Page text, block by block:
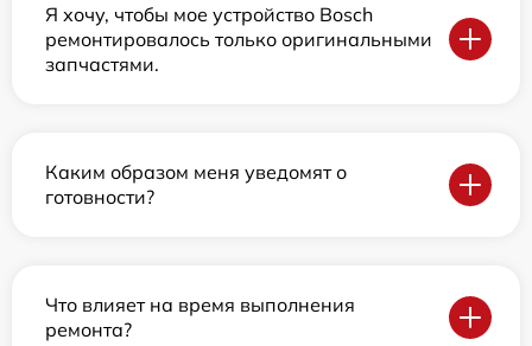
Я хочу, чтобы мое устройство Bosch
ремонтировалось только оригинальными
запчастями.
Каким образом меня уведомят о
готовности?
Что влияет на время выполнения
ремонта?